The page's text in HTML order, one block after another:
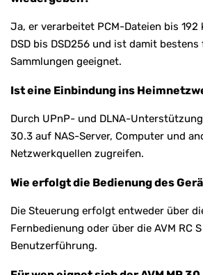
Ja, er verarbeitet PCM-Dateien bis
DSD bis DSD256 und ist damit
Sammlungen geeignet.
Ist eine Einbindung ins
Durch UPnP- und DLNA-
30.3 auf NAS-Server, Computer und
Netzwerkquellen zugreifen.
Wie erfolgt die Bedienung des
Die Steuerung erfolgt entweder über
Fernbedienung oder über die AVM RC
Benutzerführung.